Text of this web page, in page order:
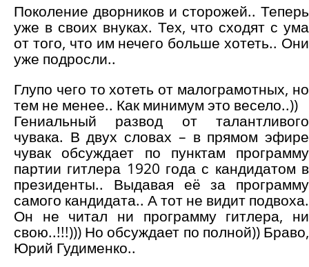
Поколение дворников и сторожей.. Теперь
уже в своих внуках. Тех, что сходят с ума
от того, что им нечего больше хотеть.. Они
уже подросли..
Глупо чего то хотеть от малограмотных, но
тем не менее.. Как минимум это весело..))
Гениальный развод от талантливого
чувака. В двух словах – в прямом эфире
чувак обсуждает по пунктам программу
партии гитлера 1920 года с кандидатом в
президенты.. Выдавая её за программу
самого кандидата.. А тот не видит подвоха.
Он не читал ни программу гитлера, ни
свою..!!!))) Но обсуждает по полной)) Браво,
Юрий Гудименко..